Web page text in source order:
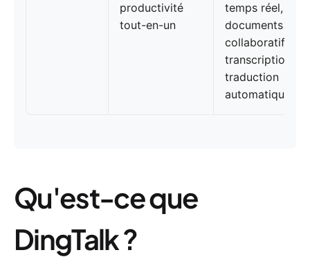
productivité
tout-en-un
temps réel,
documents
collaboratifs,
transcription et
traduction
automatiques
Qu'est-ce que
DingTalk ?